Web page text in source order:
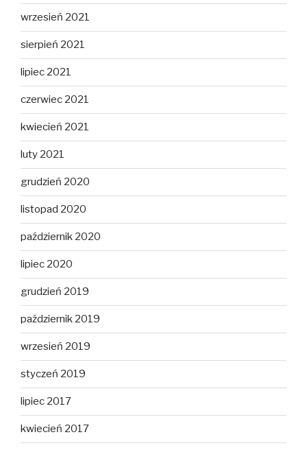
wrzesień 2021
sierpień 2021
lipiec 2021
czerwiec 2021
kwiecień 2021
luty 2021
grudzień 2020
listopad 2020
październik 2020
lipiec 2020
grudzień 2019
październik 2019
wrzesień 2019
styczeń 2019
lipiec 2017
kwiecień 2017